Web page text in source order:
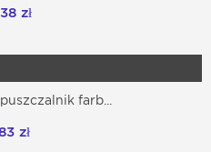
zł
farb...
zł